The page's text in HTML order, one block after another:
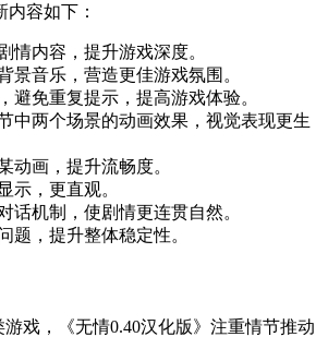
内容如下：
情内容，提升游戏深度。
景音乐，营造更佳游戏氛围。
避免重复提示，提高游戏体验。
中两个场景的动画效果，视觉表现更生
动画，提升流畅度。
示，更直观。
话机制，使剧情更连贯自然。
题，提升整体稳定性。
戏，《无情0.40汉化版》注重情节推动